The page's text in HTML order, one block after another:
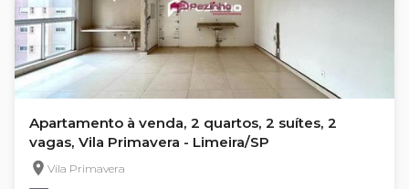
Apartamento à venda, 2 quartos, 2 suítes, 2
vagas, Vila Primavera - Limeira/SP
Vila Primavera